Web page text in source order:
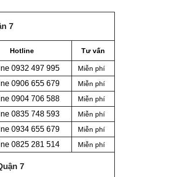
7
Hotline Tư vấn
0932 497 995
Miễn phí
0906 655 679
Miễn phí
0904 706 588
Miễn phí
0835 748 593
Miễn phí
0934 655 679
Miễn phí
0825 281 514 Miễn phí
7